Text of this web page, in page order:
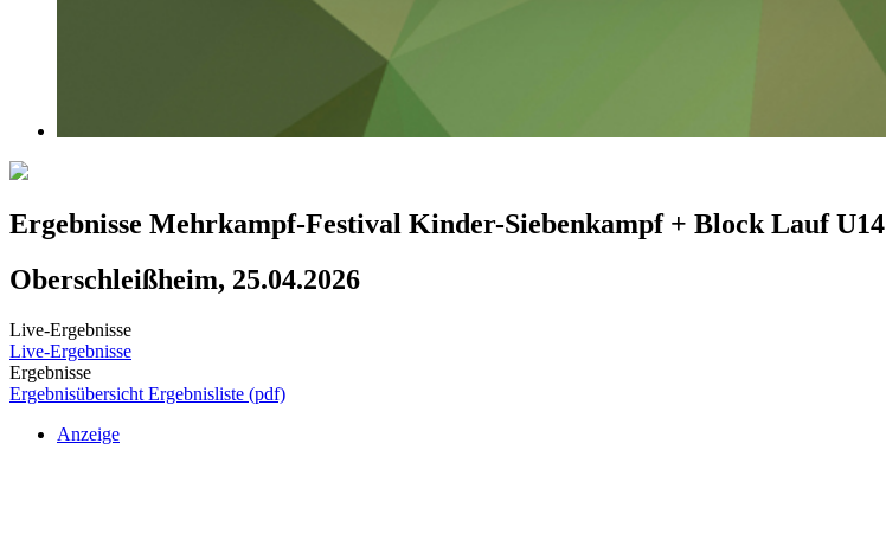
Ergebnisse Mehrkampf-Festival Kinder-Siebenkampf + Block Lauf U14
Oberschleißheim, 25.04.2026
Live-Ergebnisse
Live-Ergebnisse
Ergebnisse
Ergebnisübersicht Ergebnisliste (pdf)
Anzeige